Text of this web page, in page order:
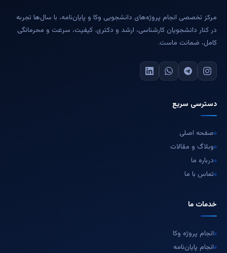
مرکز تخصصی انجام پروژه‌های دانشجویی وکا و پایان‌نامه، با سال‌ها تجربه
در کنار دانشجویان کارشناسی، ارشد و دکتری. کیفیت، سرعت و محرمانگی
کامل، ضمانت ماست.
دسترسی سریع
صفحه اصلی
وبلاگ و مقالات
درباره ما
تماس با ما
خدمات ما
انجام پروژه وکا
انجام پایان‌نامه